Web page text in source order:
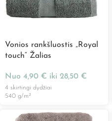
Vonios rankšluostis „Royal
touch“ Žalias
Nuo 4,90 € iki 28,50 €
4 skirtingi dydžiai
540 g/m²